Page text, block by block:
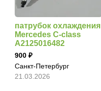
патрубок охлаждения
Mercedes C-class
A2125016482
900
Санкт-Петербург
21.03.2026